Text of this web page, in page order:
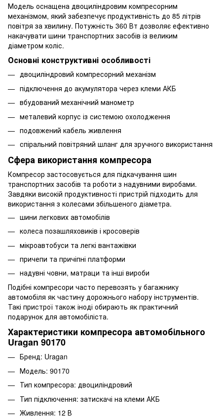
Модель оснащена двоциліндровим компресорним
механізмом, який забезпечує продуктивність до 85 літрів
повітря за хвилину. Потужність 360 Вт дозволяє ефективно
накачувати шини транспортних засобів із великим
діаметром коліс.
Основні конструктивні особливості
двоциліндровий компресорний механізм
підключення до акумулятора через клеми АКБ
вбудований механічний манометр
металевий корпус із системою охолодження
подовжений кабель живлення
спіральний повітряний шланг для зручного використання
Сфера використання компресора
Компресор застосовується для підкачування шин
транспортних засобів та роботи з надувними виробами.
Завдяки високій продуктивності пристрій підходить для
використання з колесами збільшеного діаметра.
шини легкових автомобілів
колеса позашляховиків і кросоверів
мікроавтобуси та легкі вантажівки
причепи та причіпні платформи
надувні човни, матраци та інші вироби
Подібні компресори часто перевозять у багажнику
автомобіля як частину дорожнього набору інструментів.
Такі пристрої також іноді обирають як практичний
подарунок для автомобіліста.
Характеристики компресора автомобільного
Uragan 90170
Бренд: Uragan
Модель: 90170
Тип компресора: двоциліндровий
Тип підключення: затискачі на клеми АКБ
Живлення: 12 В